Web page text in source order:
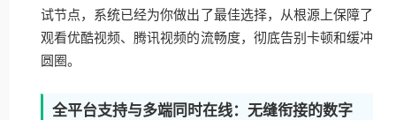
试节点，系统已经为你做出了最佳选择，从根源上保障了
观看优酷视频、腾讯视频的流畅度，彻底告别卡顿和缓冲
圆圈。
全平台支持与多端同时在线：无缝衔接的数字